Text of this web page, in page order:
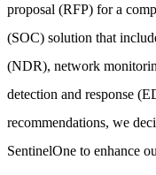
proposal (RFP) for a
(SOC) solution that
(NDR), network
detection and response
recommendations, we
SentinelOne to enhance